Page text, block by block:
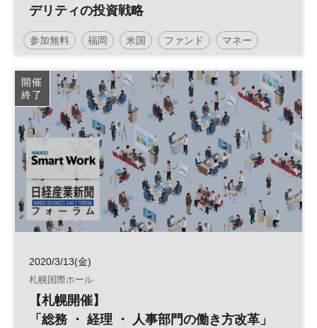
デリティの投資戦略
参加無料 福岡 米国 ファンド マネー
投資 アメリカ 投資信託
土日祝開催
開催
終了
2020/3/13(金)
札幌国際ホール
【札幌開催】
「総務 ・ 経理 ・ 人事部門の働き方改革」